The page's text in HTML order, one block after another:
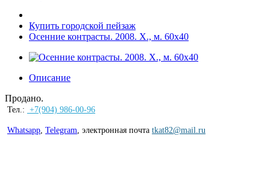
Купить городской пейзаж
Осенние контрасты. 2008. Х., м. 60х40
Описание
Продано.
Тел.: +7(904) 986-00-96
Whatsapp, Telegram, электронная почта tkat82@mail.ru